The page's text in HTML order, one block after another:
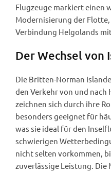
Flugzeuge markiert einen
Modernisierung der
Verbindung Helgolands
Der Wechsel von
Die Britten-Norman
den Verkehr von und
zeichnen sich durch ihre
besonders geeignet für
was sie ideal für den
schwierigen
nicht selten vorkommen,
zuverlässige Leistung. Die